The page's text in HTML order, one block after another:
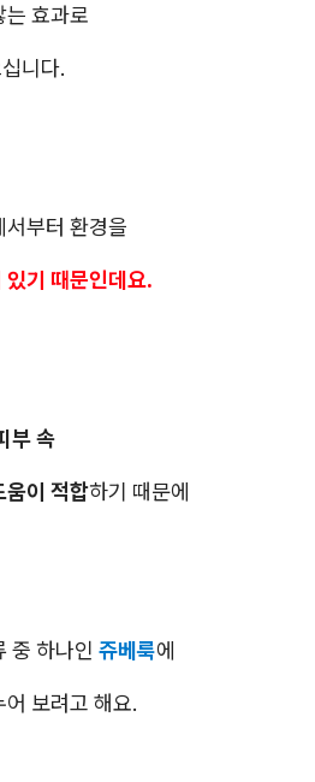
는 효과로
니다.
부터 환경을
기 때문인데요.
부 속
움이 적합하기 때문에
중 하나인 쥬베룩에
보려고 해요.